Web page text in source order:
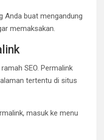
Anda buat mengandung
memaksakan.
SEO. Permalink
tertentu di situs
masuk ke menu